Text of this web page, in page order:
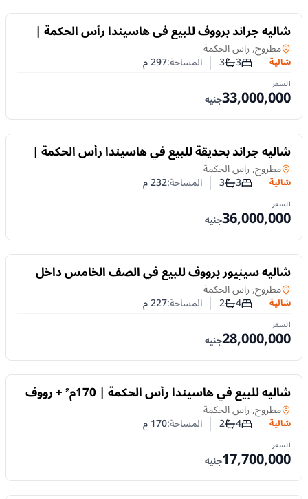
للبيع
شاليه جراند برووف للبيع في هاسيندا رأس الحكمة |
الصف الخامس ومساحة 297م
شاليةفي
مطروح, راس الحكمة
شالية عدد غرف النوم
3عدد الحمامات
3 المساحة:297م
السعر
33,000,000جنيه
للبيع
شاليه جراند بحديقة للبيع في هاسيندا رأس الحكمة |
الصف الخامس ومساحة 232م
شاليةفي
مطروح, راس الحكمة
شالية عدد غرف النوم
3عدد الحمامات
3 المساحة:232م
السعر
36,000,000جنيه
للبيع
شاليه سينيور برووف للبيع في الصف الخامس داخل
هاسيندا رأس الحكمة، بمساحة 227 مترًا
شاليةفي
مطروح, راس الحكمة
شالية عدد غرف النوم
4عدد الحمامات
2 المساحة:227م
السعر
28,000,000جنيه
للبيع شاليه للبيع في هاسيندا رأس الحكمة | 170م² + رووف
130م² | تشطيب كامل | مقدم 5%شاليةفي
مطروح, راس الحكمة
شالية عدد غرف النوم
4عدد الحمامات
2 المساحة:170م
السعر
17,700,000جنيه